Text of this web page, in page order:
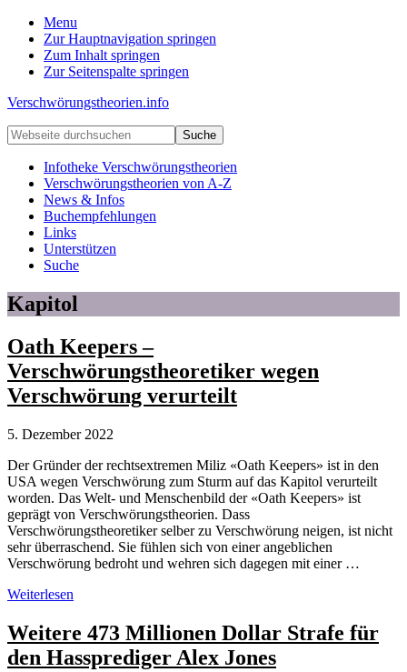
Menu
Zur Hauptnavigation springen
Zum Inhalt springen
Zur Seitenspalte springen
Verschwörungstheorien.info
Beiträge
zu
Merkmalen,
Funktionen
Risiken
konspirationistischen
Denkens
Webseite
durchsuchen
Infotheke Verschwörungstheorien
Verschwörungstheorien von A-Z
News & Infos
Buchempfehlungen
Links
Unterstützen
Suche
Kapitol
Oath Keepers –
Verschwörungstheoretiker wegen
Verschwörung verurteilt
5. Dezember 2022
Der Gründer der rechtsextremen Miliz «Oath Keepers» ist in den
USA wegen Verschwörung zum Sturm auf das Kapitol verurteilt
worden. Das Welt- und Menschenbild der «Oath Keepers» ist
geprägt von Verschwörungstheorien. Dass
Verschwörungstheoretiker selber zu Verschwörung neigen, ist nicht
sehr überraschend. Sie fühlen sich von einer angeblichen
Verschwörung bedroht und wehren sich dagegen mit einer …
Oath
–
Verschwörungstheoretiker
wegen
Weiterlesen
Weitere 473 Millionen Dollar Strafe für
den Hassprediger Alex Jones